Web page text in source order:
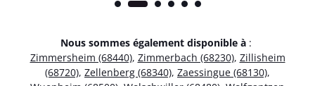
Nous sommes également disponible à :
Zimmersheim (68440), Zimmerbach (68230), Zillisheim
(68720), Zellenberg (68340), Zaessingue (68130),